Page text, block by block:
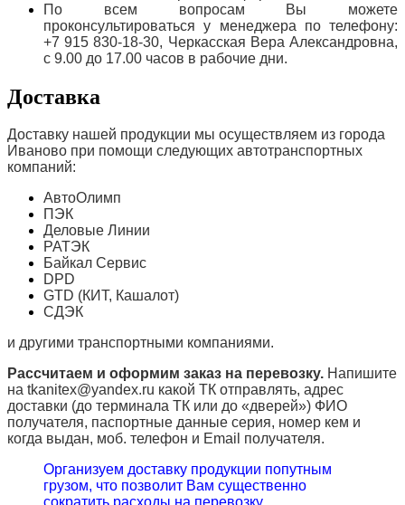
По всем вопросам Вы можете
проконсультироваться у менеджера по телефону:
+7 915 830-18-30, Черкасская Вера Александровна,
с 9.00 до 17.00 часов в рабочие дни.
Доставка
Доставку нашей продукции мы осуществляем из города
Иваново при помощи следующих автотранспортных
компаний:
АвтоОлимп
ПЭК
Деловые Линии
РАТЭК
Байкал Сервис
DPD
GTD (КИТ, Кашалот)
СДЭК
и другими транспортными компаниями.
Рассчитаем и оформим заказ на перевозку. Напишите
на tkanitex@yandex.ru какой ТК отправлять, адрес
доставки (до терминала ТК или до «дверей») ФИО
получателя, паспортные данные серия, номер кем и
когда выдан, моб. телефон и Email получателя.
Организуем доставку продукции попутным
грузом, что позволит Вам существенно